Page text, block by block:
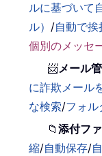
ルに基づいて
ル） /自動で
個別のメッセ
📨メール
に詐欺メール
な検索/フォル
📁添付フ
縮/自動保存/